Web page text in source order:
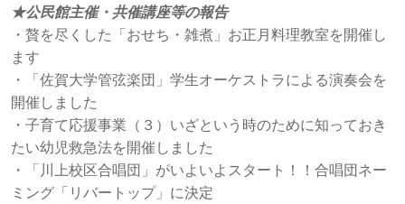
★公民館主催・共催講座等の報告
・贅を尽くした「おせち・雑煮」お正月料理教室を開催し
ます
・「佐賀大学管弦楽団」学生オーケストラによる演奏会を
開催しました
・子育て応援事業（３）いざという時のために知っておき
たい幼児救急法を開催しました
・「川上校区合唱団」がいよいよスタート！！合唱団ネー
ミング「リバートップ」に決定